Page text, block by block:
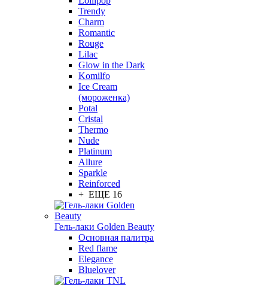
Trendy
Charm
Romantic
Rouge
Lilac
Glow in the Dark
Komilfo
Ice Cream
(мороженка)
Potal
Cristal
Thermo
Nude
Platinum
Allure
Sparkle
Reinforced
+ ЕЩЕ 16
Гель-лаки Golden Beauty
Основная палитра
Red flame
Elegance
Bluelover